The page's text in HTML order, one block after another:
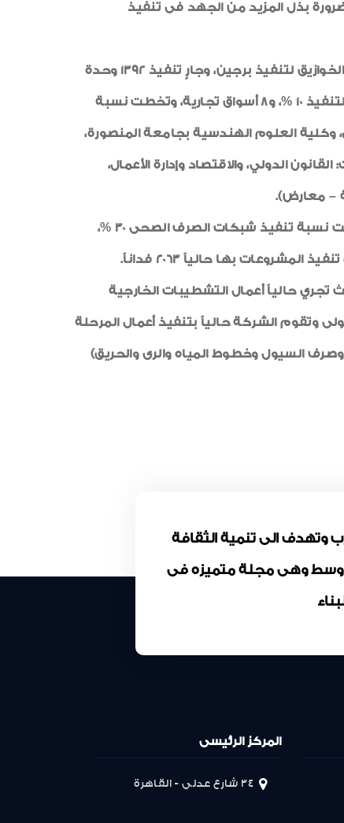
بذل المزيد من الجهد فى تنفيذ
وأشار المهندس محمد رجب، المشرف على جهاز تنمية مدينة المنصورة الجديدة، إلى أنه تم عمل الجسات واعتماد الخوازيق لتنفيذ برجين، وجارٍ تنفيذ 1392 وحدة
(58 عمارة) ذات طابع ساحلى، وبلغت نسبة تنفيذها 17 %، وجارٍ تنفيذ مدرستين للتعليم الأساسى، وبلغت نسبة التنفيذ 10 %، و8 أسواق تجارية، وتخطت نسبة
القانون الدولى، وكلية العلوم الهندسية بجامعة المنصورة،
وتضم الجامعة (كليات: القانون الدولي، والاقتصاد وإدارة الأعمال،
– معارض).
وأضاف: جارٍ تنفيذ أعمال المرافق، حيث بلغت نسبة تنفيذ الطرق (80 % للفرمة الترابية – 10 % لطبقة الأساس)، وبلغت نسبة تنفيذ شبكات الصرف الصحى 30 %،
وخمس أدوار علوية حيث تجري حالياً أعمال التشطيبات الخارجية
الممشى السياحى والذى تم الانتهاء من تنفيذ الأعمال بالمرحلة الأولى بطول 800 متر طولى وتقوم الشركة حالياً بتنفيذ أعمال المرحلة
كذلك مشروع المرافق(صرف صحى وصرف السيول وخطوط المياه والرى والحريق)
العرب وتهدف الى تنمية الثقافة
وهى مجلة متميزه فى
المركز الرئيسى
34 شارع عدلى - القاهرة